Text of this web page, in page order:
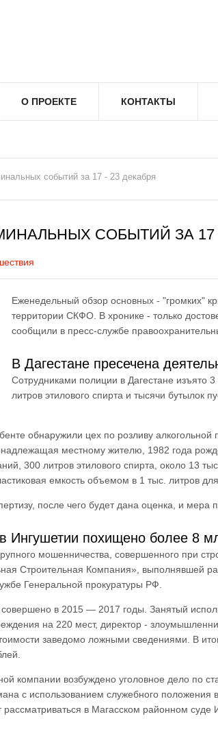
О ПРОЕКТЕ КОНТАКТЫ
событий за 17 - 23 декабря
СОБЫТИЙ ЗА 17
Еженедельный обзор основных - "громких"
территории СКФО. В хронике - только
сообщили в пресс-службе
В Дагестане пресечена
Сотрудниками полиции в Дагестане изъято
литров этилового спирта и тысячи бутылок
обнаружили цех по розливу алкогольной
местному жителю, 1982 года
300 литров этилового спирта, около 13
емкость объемом в 1 тыс. литров
после чего будет дана оценка, и мера
Ингушетии похищено более 8
мошенничества, совершенного при
Строительная Компания», выполнявшей
Генеральной прокуратуры РФ.
в 2015 — 2017 годы. Занятый
на 220 мест, директор -
заведомо ложными сведениями. В
компании возбуждено уголовное дело по
с использованием служебного положения
в Магасском районном суде